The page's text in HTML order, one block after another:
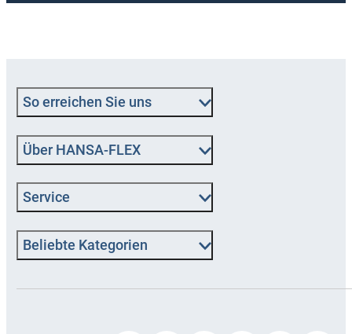
So erreichen Sie uns
Über HANSA‑FLEX
Service
Beliebte Kategorien